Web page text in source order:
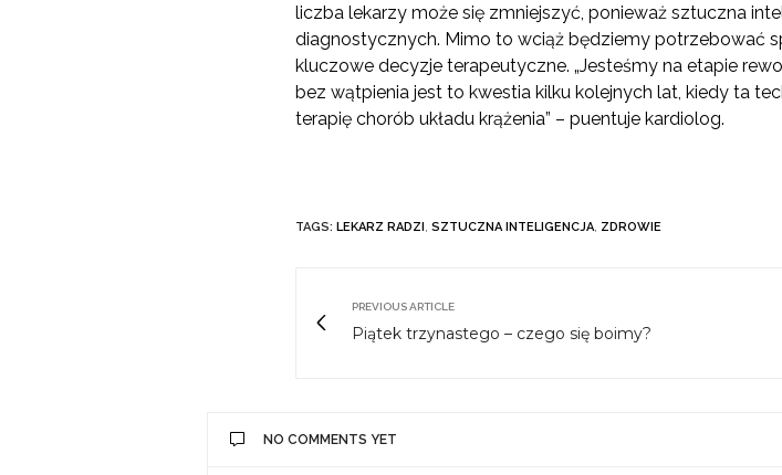
liczba lekarzy może się zmniejszyć, ponieważ sztuczna
diagnostycznych. Mimo to wciąż będziemy potrzebować
kluczowe decyzje terapeutyczne. „Jesteśmy na etapie
bez wątpienia jest to kwestia kilku kolejnych lat, kiedy ta
terapię chorób układu krążenia” – puentuje kardiolog.
TAGS: LEKARZ RADZI, SZTUCZNA INTELIGENCJA, ZDROWIE
PREVIOUS ARTICLE
Piątek trzynastego – czego się boimy?
NO COMMENTS YET